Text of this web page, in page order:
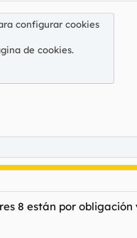
configurar cookies
de cookies.
8 están por